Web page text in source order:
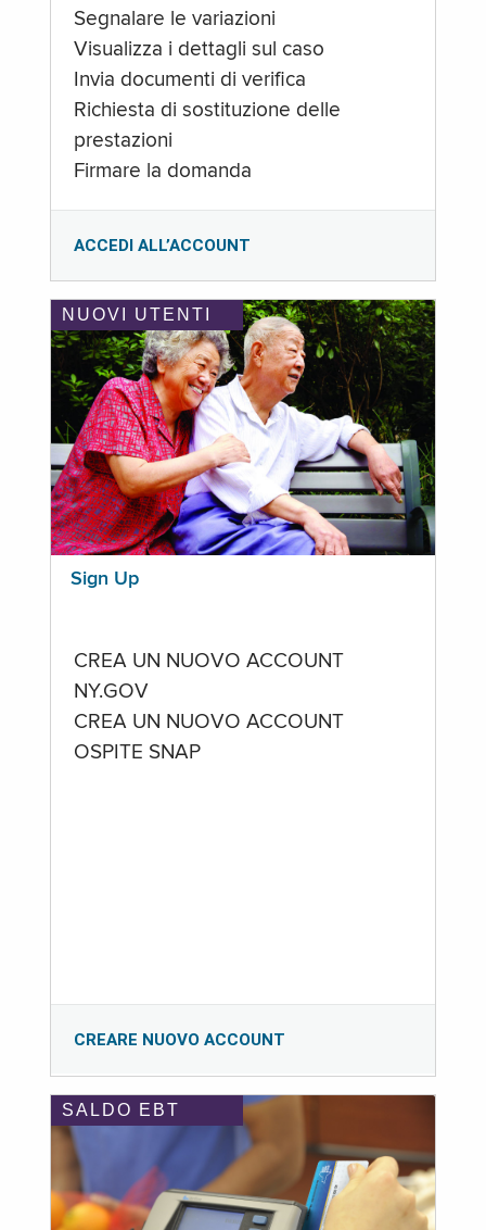
Segnalare le variazioni
Visualizza i dettagli sul caso
Invia documenti di verifica
Richiesta di sostituzione delle
prestazioni
Firmare la domanda
ACCEDI ALL’ACCOUNT
NUOVI UTENTI
Sign Up
CREA UN NUOVO ACCOUNT
NY.GOV
CREA UN NUOVO ACCOUNT
OSPITE SNAP
CREARE NUOVO ACCOUNT
SALDO EBT